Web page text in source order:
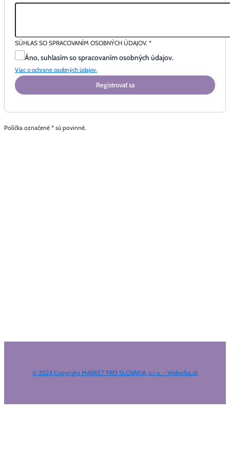
SÚHLAS SO SPRACOVANÍM OSOBNÝCH ÚDAJOV. *
Áno, suhlasím so spracovaním osobných údajov.
Viac o ochrane osobných údajov.
Registrovať sa
Políčka označené * sú povinné.
© 2024 Copyright MARKET PRO SLOVAKIA, s.r.o. - Webofka.sk